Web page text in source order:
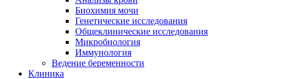
Биохимия мочи
Генетические исследования
Общеклинические исследования
Микробиология
Иммунология
Ведение беременности
Клиника